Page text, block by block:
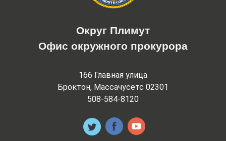
Округ Плимут
Офис окружного прокурора
166 Главная улица
Броктон, Массачусетс 02301
508-584-8120